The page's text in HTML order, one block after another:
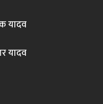
यादव
यादव